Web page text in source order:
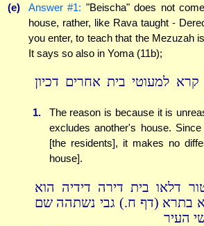
(e) Answer #1: "Beischa" does not
house, rather, like Rava taught -
you enter, to teach that the Mezuzah
It says so also in Yoma (11b);
למעוטי בית אחרים דכיון
1.
The reason is because it is
excludes another's house.
[the residents], it makes no
house].
דלאו בית דירה דידיה הוא
בתרא (דף ח.) גבי נשתהה שם
העיר